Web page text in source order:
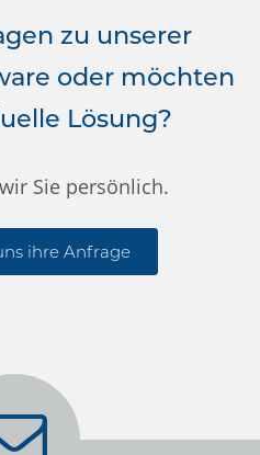
zu unserer
oder möchten
Lösung?
Sie persönlich.
ihre Anfrage